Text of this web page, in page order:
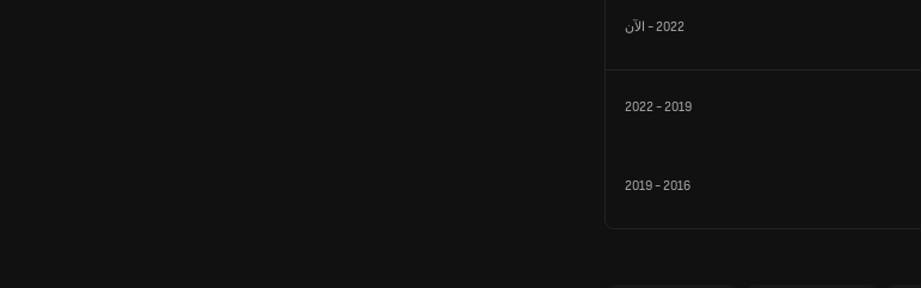
2022
- الآن
2019
-
2022
2016
-
2019